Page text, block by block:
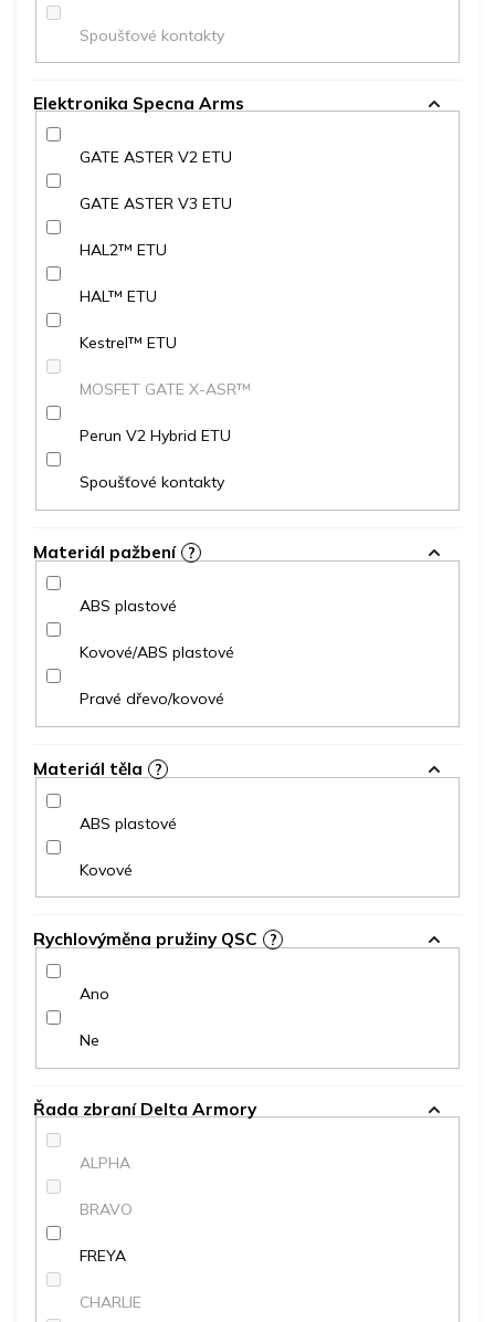
Spoušťové kontakty
Elektronika Specna Arms
GATE ASTER V2 ETU
GATE ASTER V3 ETU
HAL2™ ETU
HAL™ ETU
Kestrel™ ETU
MOSFET GATE X-ASR™
Perun V2 Hybrid ETU
Spoušťové kontakty
Materiál pažbení ?
ABS plastové
Kovové/ABS plastové
Pravé dřevo/kovové
Materiál těla ?
ABS plastové
Kovové
Rychlovýměna pružiny QSC ?
Ano
Ne
Řada zbraní Delta Armory
ALPHA
BRAVO
FREYA
CHARLIE